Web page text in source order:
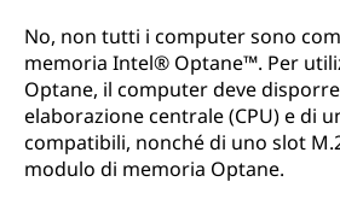
No, non tutti i computer sono
memoria Intel® Optane™. Per
Optane, il computer deve
elaborazione centrale (CPU) e di
compatibili, nonché di uno slot
modulo di memoria Optane.